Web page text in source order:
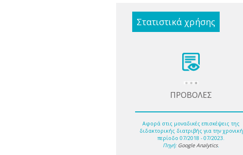
Στατιστικά χρήσης
ΠΡΟΒΟΛΕΣ
Αφορά στις μοναδικές επισκέψεις της
διδακτορικής διατριβής για την χρονική
περίοδο 07/2018 - 07/2023.
Πηγή: Google Analytics.